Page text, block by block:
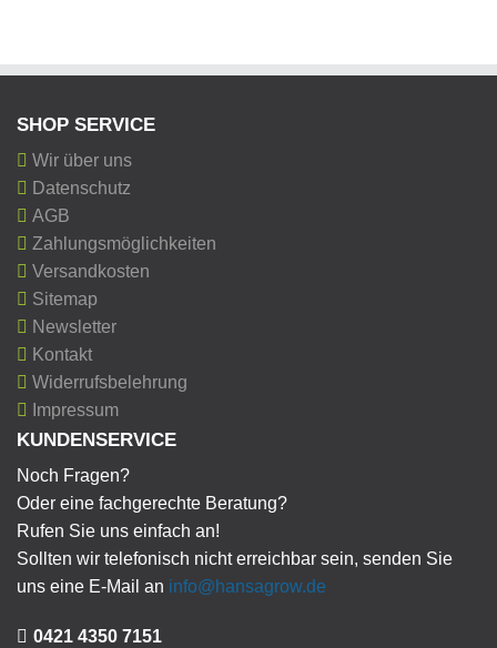
SHOP SERVICE
Wir über uns
Datenschutz
AGB
Zahlungsmöglichkeiten
Versandkosten
Sitemap
Newsletter
Kontakt
Widerrufsbelehrung
Impressum
KUNDENSERVICE
Noch Fragen?
Oder eine fachgerechte Beratung?
Rufen Sie uns einfach an!
Sollten wir telefonisch nicht erreichbar sein, senden Sie
uns eine E-Mail an info@hansagrow.de
0421 4350 7151